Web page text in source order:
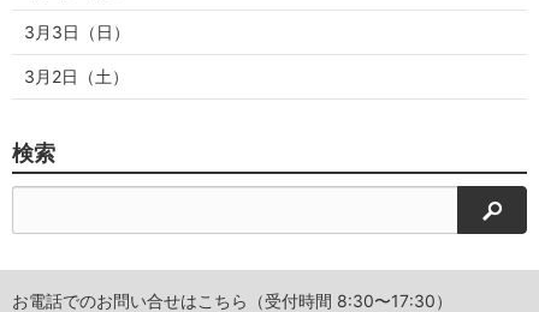
3月3日（日）
3月2日（土）
検索
検索
お電話でのお問い合せはこちら（受付時間 8:30〜17:30）